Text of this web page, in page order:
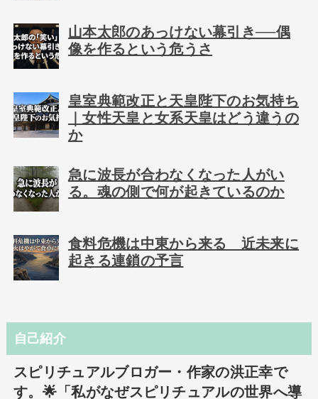
山本太郎のあっけない幕引き──偶
像を作るという危うさ
皇室典範改正と天皇陛下のお気持ち
｜女性天皇と女系天皇はどう違うの
か
急に波長が合わなくなった人がい
る。魂の側で何が起きているのか
食料危機は中東から来る 近未来に
起きる連鎖の予言
自己紹介
スピリチュアルブロガー・作家の洪正幸で
す。🌟「私がなぜスピリチュアルの世界へ導